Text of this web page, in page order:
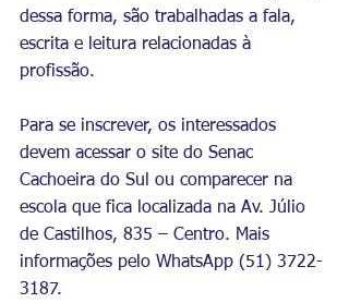
dessa forma, são trabalhadas a fala,
escrita e leitura relacionadas à
profissão.
Para se inscrever, os interessados
devem acessar o site do Senac
Cachoeira do Sul
ou comparecer na
escola que fica localizada na Av. Júlio
de Castilhos, 835 – Centro. Mais
informações pelo WhatsApp (51) 3722-
3187.